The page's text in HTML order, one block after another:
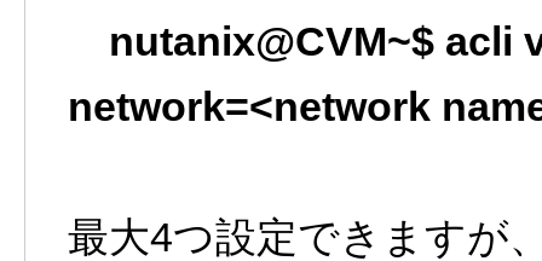
nutanix@CVM~$ acli
network=<network
最大4つ設定できますが